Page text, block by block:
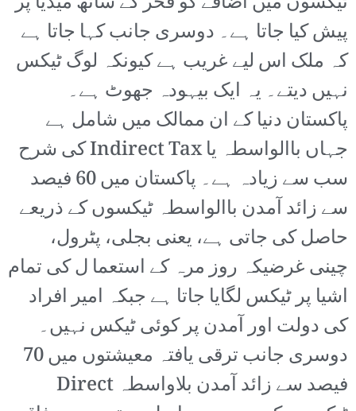
پیش کیا جاتا ہے۔ دوسری جانب کہا جاتا ہے
کہ ملک اس لیے غریب ہے کیونکہ لوگ ٹیکس
نہیں دیتے۔ یہ ایک بیہودہ جھوٹ ہے۔
پاکستان دنیا کے ان ممالک میں شامل ہے
جہاں باالواسطہ یا Indirect Tax کی شرح
سب سے زیادہ ہے۔ پاکستان میں 60 فیصد
سے زائد آمدن باالواسطہ ٹیکسوں کے ذریعے
حاصل کی جاتی ہے، یعنی بجلی، پٹرول،
چینی غرضیکہ روز مرہ کے استعما ل کی تمام
اشیا پر ٹیکس لگایا جاتا ہے جبکہ امیر افراد
کی دولت اور آمدن پر کوئی ٹیکس نہیں۔
دوسری جانب ترقی یافتہ معیشتوں میں 70
فیصد سے زائد آمدن بلاواسطہ Direct